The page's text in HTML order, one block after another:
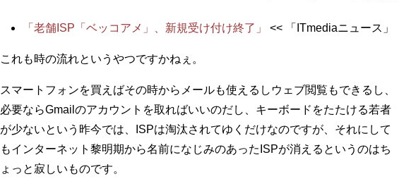
「老舗ISP「ベッコアメ」、新規受け付け終了」 << 「ITmediaニュース」
これも時の流れというやつですかねぇ。
スマートフォンを買えばその時からメールも使えるしウェブ閲覧もできるし、
必要ならGmailのアカウントを取ればいいのだし、キーボードをたたける若者
が少ないという昨今では、ISPは淘汰されてゆくだけなのですが、それにして
もインターネット黎明期から名前になじみのあったISPが消えるというのはち
ょっと寂しいものです。